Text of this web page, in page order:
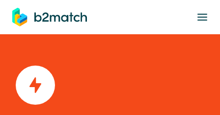
springen